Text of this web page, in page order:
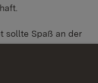
sollte Spaß an der
im Team
Erfahrungen